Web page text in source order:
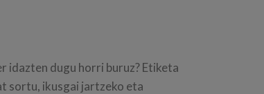
idazten dugu horri buruz? Etiketa
sortu, ikusgai jartzeko eta